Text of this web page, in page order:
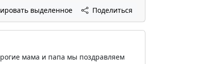
выделенное Поделиться
мама и папа мы поздравляем